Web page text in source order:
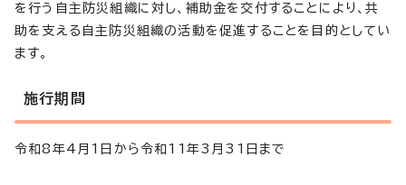
を行う自主防災組織に対し、補助金を交付することにより、共
助を支える自主防災組織の活動を促進することを目的としてい
ます。
施行期間
令和8年4月1日から令和11年3月31日まで